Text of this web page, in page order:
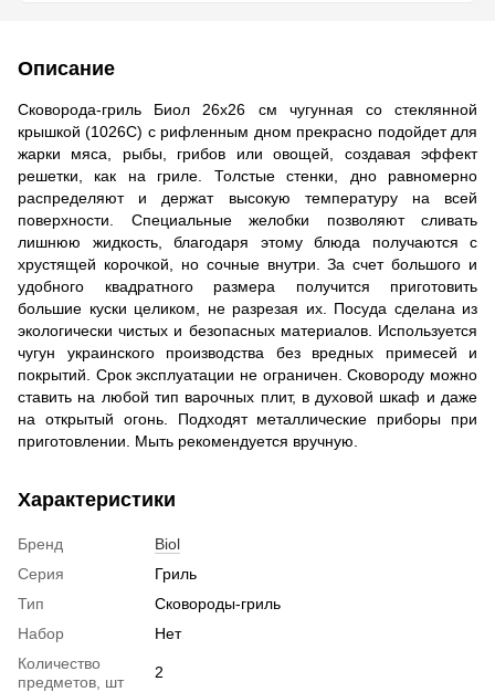
Описание
Сковорода-гриль Биол 26х26 см чугунная со стеклянной
крышкой (1026C) с рифленным дном прекрасно подойдет для
жарки мяса, рыбы, грибов или овощей, создавая эффект
решетки, как на гриле. Толстые стенки, дно равномерно
распределяют и держат высокую температуру на всей
поверхности. Специальные желобки позволяют сливать
лишнюю жидкость, благодаря этому блюда получаются с
хрустящей корочкой, но сочные внутри. За счет большого и
удобного квадратного размера получится приготовить
большие куски целиком, не разрезая их. Посуда сделана из
экологически чистых и безопасных материалов. Используется
чугун украинского производства без вредных примесей и
покрытий. Срок эксплуатации не ограничен. Сковороду можно
ставить на любой тип варочных плит, в духовой шкаф и даже
на открытый огонь. Подходят металлические приборы при
приготовлении. Мыть рекомендуется вручную.
Характеристики
Бренд
Biol
Серия
Гриль
Тип
Сковороды-гриль
Набор
Нет
Количество
предметов, шт
2